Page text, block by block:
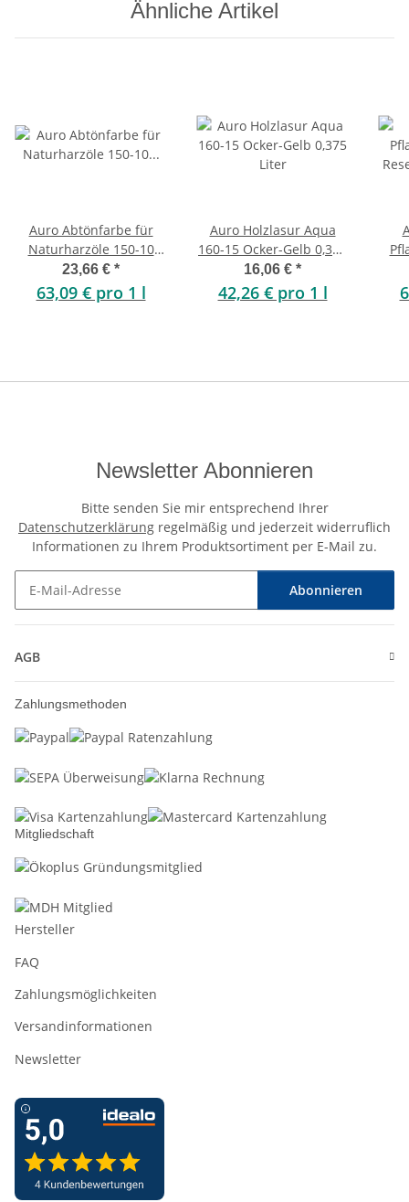
Ähnliche Artikel
Auro Abtönfarbe für
Naturharzöle 150-10
Ocker-Gelb 0,375 Liter
23,66 € *
63,09 € pro 1 l
Auro Holzlasur Aqua
160-15 Ocker-Gelb 0,375
Liter
16,06 € *
42,26 € pro 1 l
Newsletter Abonnieren
Bitte senden Sie mir entsprechend Ihrer
Datenschutzerklärung regelmäßig und jederzeit widerruflich
Informationen zu Ihrem Produktsortiment per E-Mail zu.
Abonnieren
AGB
Zahlungsmethoden
Mitgliedschaft
Hersteller
FAQ
Zahlungsmöglichkeiten
Versandinformationen
Newsletter